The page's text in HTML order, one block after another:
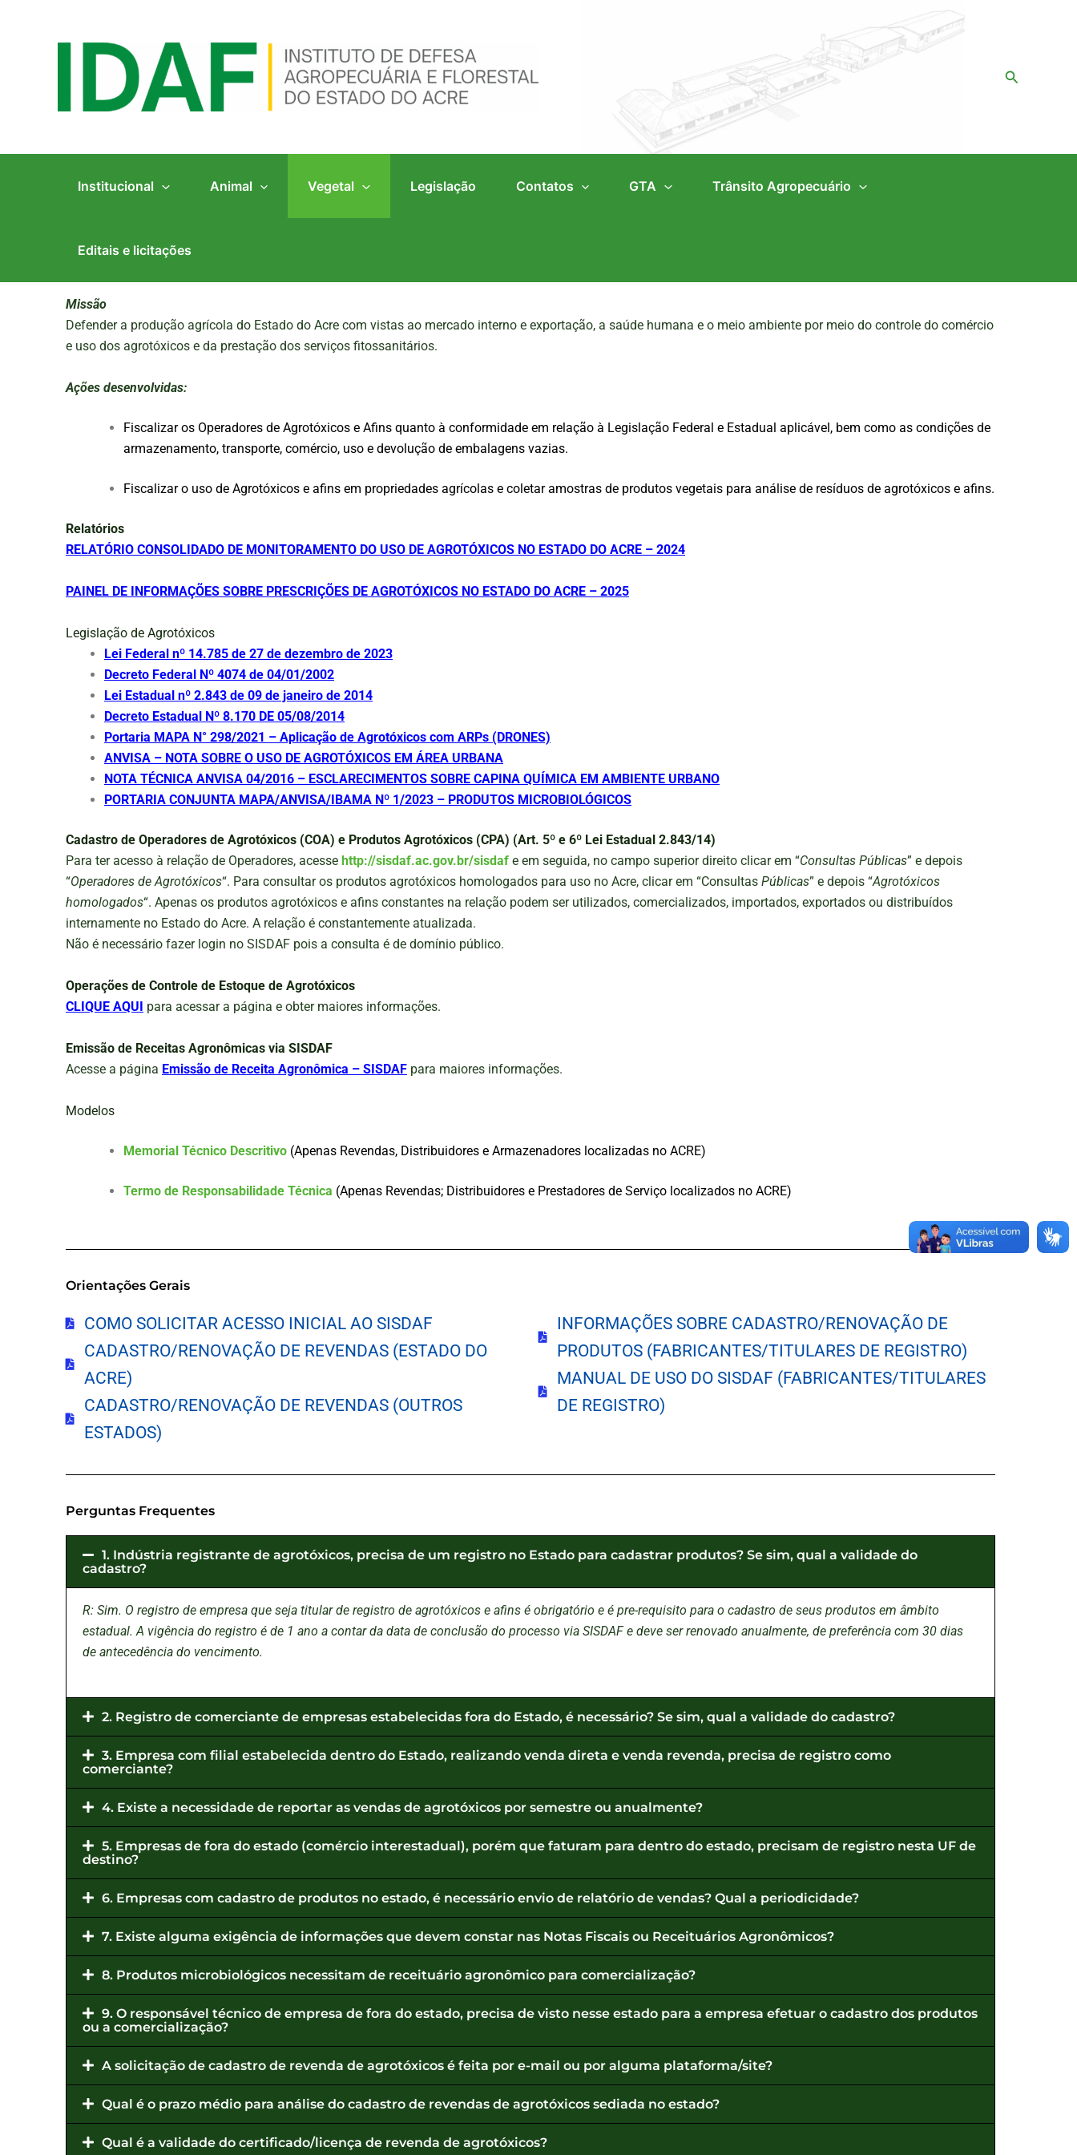
Pesquisar
Institucional Animal Vegetal Legislação Contatos GTA Trânsito Agropecuário
Editais e licitações
Missão
Defender a produção agrícola do Estado do Acre com vistas ao mercado interno e exportação, a saúde humana e o meio ambiente por meio do controle do comércio
e uso dos agrotóxicos e da prestação dos serviços fitossanitários.
Ações desenvolvidas:
Fiscalizar os Operadores de Agrotóxicos e Afins quanto à conformidade em relação à Legislação Federal e Estadual aplicável, bem como as condições de
armazenamento, transporte, comércio, uso e devolução de embalagens vazias.
Fiscalizar o uso de Agrotóxicos e afins em propriedades agrícolas e coletar amostras de produtos vegetais para análise de resíduos de agrotóxicos e afins.
Relatórios
RELATÓRIO CONSOLIDADO DE MONITORAMENTO DO USO DE AGROTÓXICOS NO ESTADO DO ACRE – 2024
PAINEL DE INFORMAÇÕES SOBRE PRESCRIÇÕES DE AGROTÓXICOS NO ESTADO DO ACRE – 2025
Legislação de Agrotóxicos
Lei Federal nº 14.785 de 27 de dezembro de 2023
Decreto Federal Nº 4074 de 04/01/2002
Lei Estadual nº 2.843 de 09 de janeiro de 2014
Decreto Estadual Nº 8.170 DE 05/08/2014
Portaria MAPA N° 298/2021 – Aplicação de Agrotóxicos com ARPs (DRONES)
ANVISA – NOTA SOBRE O USO DE AGROTÓXICOS EM ÁREA URBANA
NOTA TÉCNICA ANVISA 04/2016 – ESCLARECIMENTOS SOBRE CAPINA QUÍMICA EM AMBIENTE URBANO
PORTARIA CONJUNTA MAPA/ANVISA/IBAMA Nº 1/2023 – PRODUTOS MICROBIOLÓGICOS
Cadastro de Operadores de Agrotóxicos (COA) e Produtos Agrotóxicos (CPA) (Art. 5º e 6º Lei Estadual 2.843/14)
Para ter acesso à relação de Operadores, acesse http://sisdaf.ac.gov.br/sisdaf e em seguida, no campo superior direito clicar em “Consultas Públicas” e depois
“Operadores de Agrotóxicos“. Para consultar os produtos agrotóxicos homologados para uso no Acre, clicar em “Consultas Públicas” e depois “Agrotóxicos
homologados“. Apenas os produtos agrotóxicos e afins constantes na relação podem ser utilizados, comercializados, importados, exportados ou distribuídos
internamente no Estado do Acre. A relação é constantemente atualizada.
Não é necessário fazer login no SISDAF pois a consulta é de domínio público.
Operações de Controle de Estoque de Agrotóxicos
CLIQUE AQUI para acessar a página e obter maiores informações.
Emissão de Receitas Agronômicas via SISDAF
Acesse a página Emissão de Receita Agronômica – SISDAF para maiores informações.
Modelos
Memorial Técnico Descritivo (Apenas Revendas, Distribuidores e Armazenadores localizadas no ACRE)
Termo de Responsabilidade Técnica (Apenas Revendas; Distribuidores e Prestadores de Serviço localizados no ACRE)
Orientações Gerais
COMO SOLICITAR ACESSO INICIAL AO SISDAF
CADASTRO/RENOVAÇÃO DE REVENDAS (ESTADO DO
ACRE)
CADASTRO/RENOVAÇÃO DE REVENDAS (OUTROS
ESTADOS)
INFORMAÇÕES SOBRE CADASTRO/RENOVAÇÃO DE
PRODUTOS (FABRICANTES/TITULARES DE REGISTRO)
MANUAL DE USO DO SISDAF (FABRICANTES/TITULARES
DE REGISTRO)
Perguntas Frequentes
1. Indústria registrante de agrotóxicos, precisa de um registro no Estado para cadastrar produtos? Se sim, qual a validade do
cadastro?
R: Sim. O registro de empresa que seja titular de registro de agrotóxicos e afins é obrigatório e é pre-requisito para o cadastro de seus produtos em âmbito
estadual. A vigência do registro é de 1 ano a contar da data de conclusão do processo via SISDAF e deve ser renovado anualmente, de preferência com 30 dias
de antecedência do vencimento.
2. Registro de comerciante de empresas estabelecidas fora do Estado, é necessário? Se sim, qual a validade do cadastro?
3. Empresa com filial estabelecida dentro do Estado, realizando venda direta e venda revenda, precisa de registro como
comerciante?
4. Existe a necessidade de reportar as vendas de agrotóxicos por semestre ou anualmente?
5. Empresas de fora do estado (comércio interestadual), porém que faturam para dentro do estado, precisam de registro nesta UF de
destino?
6. Empresas com cadastro de produtos no estado, é necessário envio de relatório de vendas? Qual a periodicidade?
7. Existe alguma exigência de informações que devem constar nas Notas Fiscais ou Receituários Agronômicos?
8. Produtos microbiológicos necessitam de receituário agronômico para comercialização?
9. O responsável técnico de empresa de fora do estado, precisa de visto nesse estado para a empresa efetuar o cadastro dos produtos
ou a comercialização?
A solicitação de cadastro de revenda de agrotóxicos é feita por e-mail ou por alguma plataforma/site?
Qual é o prazo médio para análise do cadastro de revendas de agrotóxicos sediada no estado?
Qual é a validade do certificado/licença de revenda de agrotóxicos?